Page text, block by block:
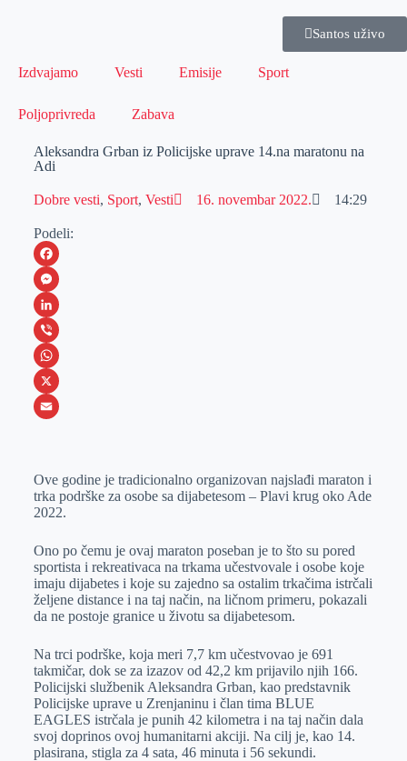
Santos uživo
Izdvajamo Vesti Emisije Sport
Poljoprivreda Zabava
Aleksandra Grban iz Policijske uprave 14.na maratonu na
Adi
Dobre vesti, Sport, Vesti 16. novembar 2022. 14:29
Podeli:
F
a
c
e
b
o
M
e
s
s
e
e
r
L
i
n
k
I
n
V
i
b
W
h
s
A
p
X
a
i
Ove godine je tradicionalno organizovan najslađi maraton i
trka podrške za osobe sa dijabetesom – Plavi krug oko Ade
2022.
Ono po čemu je ovaj maraton poseban je to što su pored
sportista i rekreativaca na trkama učestvovale i osobe koje
imaju dijabetes i koje su zajedno sa ostalim trkačima istrčali
željene distance i na taj način, na ličnom primeru, pokazali
da ne postoje granice u životu sa dijabetesom.
Na trci podrške, koja meri 7,7 km učestvovao je 691
takmičar, dok se za izazov od 42,2 km prijavilo njih 166.
Policijski službenik Aleksandra Grban, kao predstavnik
Policijske uprave u Zrenjaninu i član tima BLUE
EAGLES istrčala je punih 42 kilometra i na taj način dala
svoj doprinos ovoj humanitarni akciji. Na cilj je, kao 14.
plasirana, stigla za 4 sata, 46 minuta i 56 sekundi.